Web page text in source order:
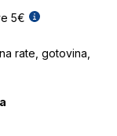
5€
rate, gotovina,